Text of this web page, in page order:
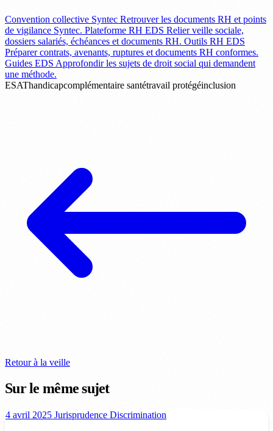
Convention collective Syntec Retrouver les documents RH et points
de vigilance Syntec. Plateforme RH EDS Relier veille sociale,
dossiers salariés, échéances et documents RH. Outils RH EDS
Préparer contrats, avenants, ruptures et documents RH conformes.
Guides EDS Approfondir les sujets de droit social qui demandent
une méthode.
ESAThandicapcomplémentaire santétravail protégéinclusion
Retour à la veille
Sur le même sujet
4 avril 2025 Jurisprudence Discrimination